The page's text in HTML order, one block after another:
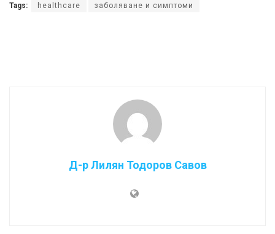
Tags: healthcare заболяване и симптоми
Д-р Лилян Тодоров Савов